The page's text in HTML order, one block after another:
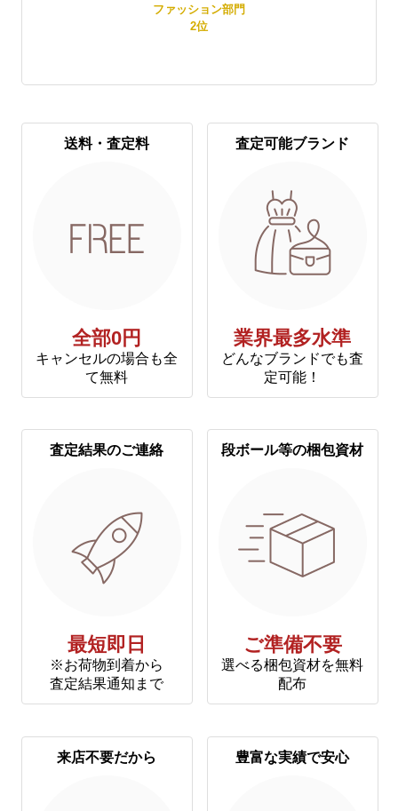
ファッション部門
2位
送料・査定料
全部0円
キャンセルの場合も全
て無料
査定可能ブランド
業界最多水準
どんなブランドでも査
定可能！
査定結果のご連絡
最短即日
※お荷物到着から
査定結果通知まで
段ボール等の梱包資材
ご準備不要
選べる梱包資材を無料
配布
来店不要だから 豊富な実績で安心